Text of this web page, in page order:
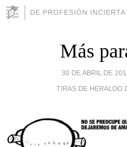
DE PROFESIÓN INCIERTA
Más
30 DE ABRIL DE
TIRAS DE HERALDO